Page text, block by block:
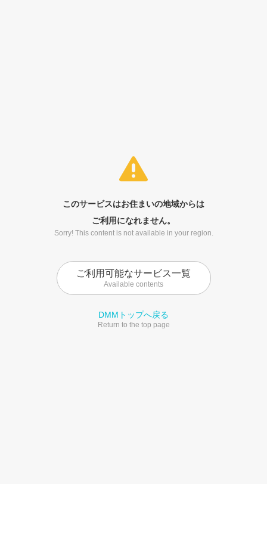
このサービスはお住まいの地域からは
ご利用になれません。
Sorry! This content is not available in your region.
ご利用可能なサービス一覧
Available contents
DMMトップへ戻る
Return to the top page